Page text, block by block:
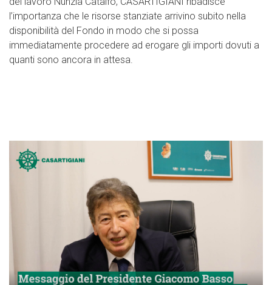
l’importanza che le risorse stanziate arrivino subito nella
disponibilità del Fondo in modo che si possa
immediatamente procedere ad erogare gli importi dovuti a
quanti sono ancora in attesa.